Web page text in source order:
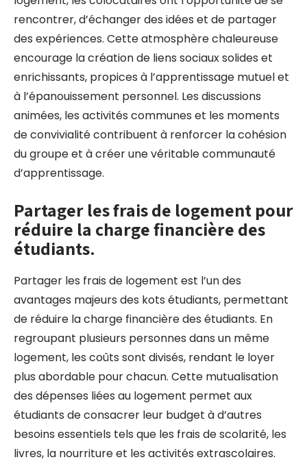
rencontrer, d’échanger des idées et de partager
des expériences. Cette atmosphère chaleureuse
encourage la création de liens sociaux solides et
enrichissants, propices à l’apprentissage mutuel et
à l’épanouissement personnel. Les discussions
animées, les activités communes et les moments
de convivialité contribuent à renforcer la cohésion
du groupe et à créer une véritable communauté
d’apprentissage.
Partager les frais de logement pour
réduire la charge financière des
étudiants.
Partager les frais de logement est l’un des
avantages majeurs des kots étudiants, permettant
de réduire la charge financière des étudiants. En
regroupant plusieurs personnes dans un même
logement, les coûts sont divisés, rendant le loyer
plus abordable pour chacun. Cette mutualisation
des dépenses liées au logement permet aux
étudiants de consacrer leur budget à d’autres
besoins essentiels tels que les frais de scolarité, les
livres, la nourriture et les activités extrascolaires.